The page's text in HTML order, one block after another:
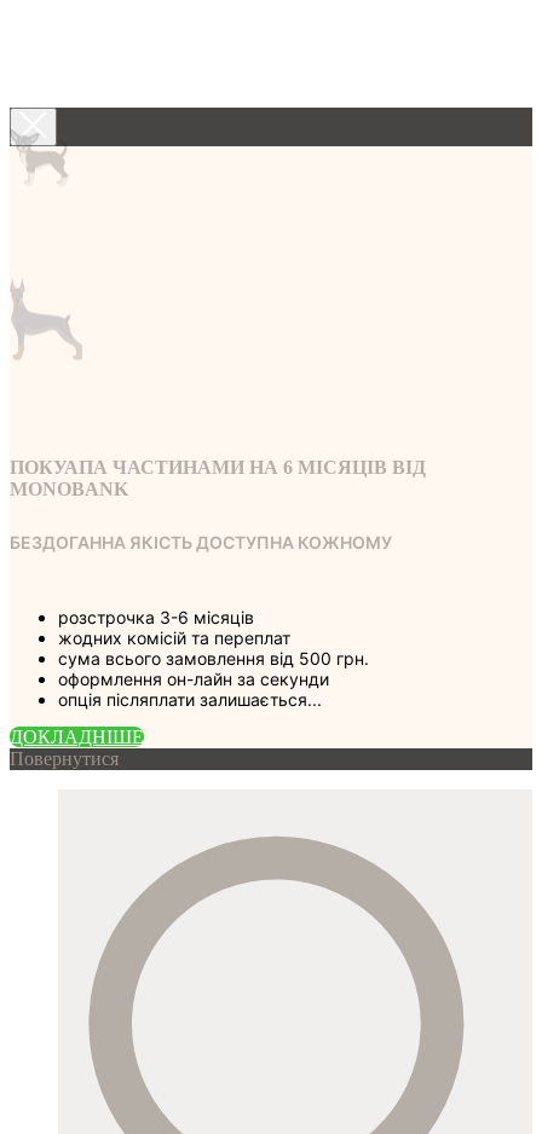
ПОКУАПА ЧАСТИНАМИ НА 6 МICЯЦIВ ВIД
MONOBANK
БЕЗДОГАННА ЯКІСТЬ ДОСТУПНА КОЖНОМУ
розстрочка 3-6 місяців
жодних комісій та переплат
сума всього замовлення від 500 грн.
оформлення он-лайн за секунди
опція післяплати залишається...
ДОКЛАДНIШЕ
Повернутися